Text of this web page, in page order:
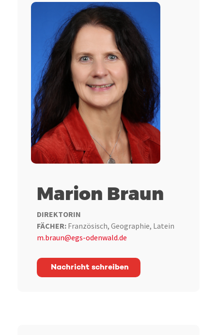
Marion Braun
DIREKTORIN
FÄCHER:Französisch, Geographie, Latein
m.braun@egs-odenwald.de
Nachricht schreiben